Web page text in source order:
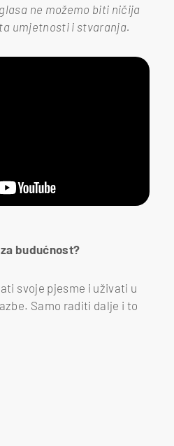
ne možemo biti ničija
umjetnosti i stvaranja.
budućnost?
svoje pjesme i uživati u
Samo raditi dalje i to